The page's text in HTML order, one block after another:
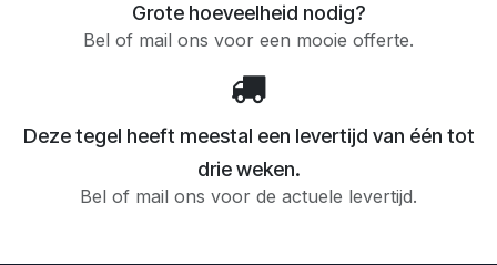
Grote hoeveelheid nodig?
Bel of mail ons voor een mooie offerte.
Deze tegel heeft meestal een levertijd van één tot
drie weken.
Bel of mail ons voor de actuele levertijd.